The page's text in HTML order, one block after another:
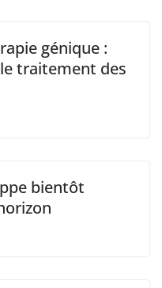
génique :
traitement des
bientôt